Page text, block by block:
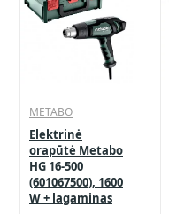
METABO
Elektrinė
orapūtė Metabo
HG 16-500
(601067500), 1600
W + lagaminas